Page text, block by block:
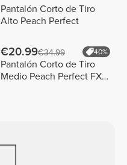
Pantalón Corto de Tiro
Alto Peach Perfect
€20.99€34.99 40%
Pantalón Corto de Tiro
Medio Peach Perfect FX